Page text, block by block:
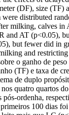
(DF), size
distributed
milking, calves in
and AT (p<0.05),
but fewer did in
and
o ganho de
(TF) e taxa de
de duplo
quatro quartos
ordenha,
100 dias